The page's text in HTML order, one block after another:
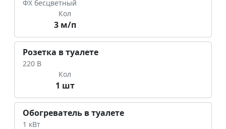
ФХ бесцветный
Кол
3 м/п
Розетка в туалете
220 В
Кол
1 шт
Обогреватель в туалете
1 кВт